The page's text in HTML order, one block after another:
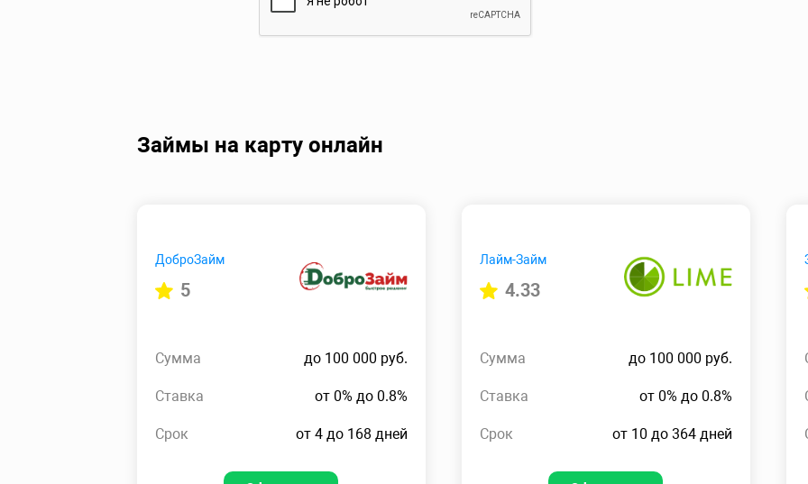
Займы на карту онлайн
ДоброЗайм
5
Сумма до 100 000 руб.
Ставка от 0% до 0.8%
Срок от 4 до 168 дней
Лайм-Займ
4.33
Сумма до 100 000 руб.
Ставка от 0% до 0.8%
Срок от 10 до 364 дней